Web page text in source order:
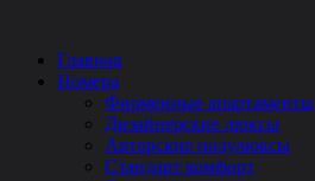
Главная
Номера
Фирменные апартаменты
Дизайнерские люксы
Авторские полулюксы
Стандарт комфорт